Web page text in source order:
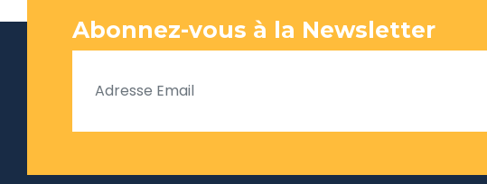
Abonnez-vous à la Newsletter